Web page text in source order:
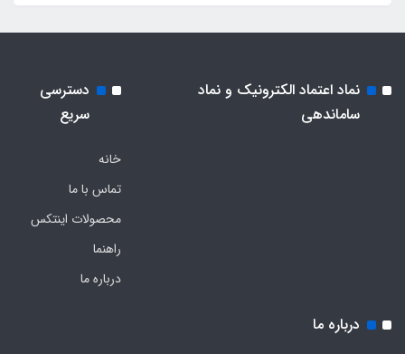
نماد اعتماد الکترونیک و نماد
ساماندهی
دسترسی
سریع
خانه
تماس با ما
محصولات اینتکس
راهنما
درباره ما
درباره ما